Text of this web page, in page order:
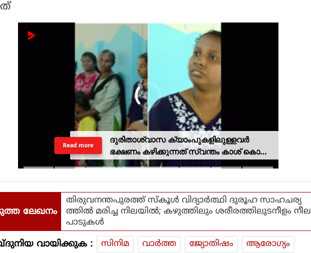
ദുരിതാശ്വാസ ക്യാംപുകളിലുള്ളവർ
ഭക്ഷണം കഴിക്കുന്നത് സ്വന്തം കാശ് കൊണ്ട്
വാങ്ങി; ദുരിതക്കയം
Read more
ലേഖനം
തിരുവനന്തപുരത്ത് സ്‌കൂള്‍ വിദ്യാര്‍ത്ഥി ദുരൂഹ സാഹചര്യ
ത്തില്‍ മരിച്ച നിലയില്‍; കഴുത്തിലും ശരീരത്തിലുടനീളം നീല
പാടുകള്‍
വായിക്കുക : സിനിമ വാര്‍ത്ത ജ്യോതിഷം
ആരോഗ്യം